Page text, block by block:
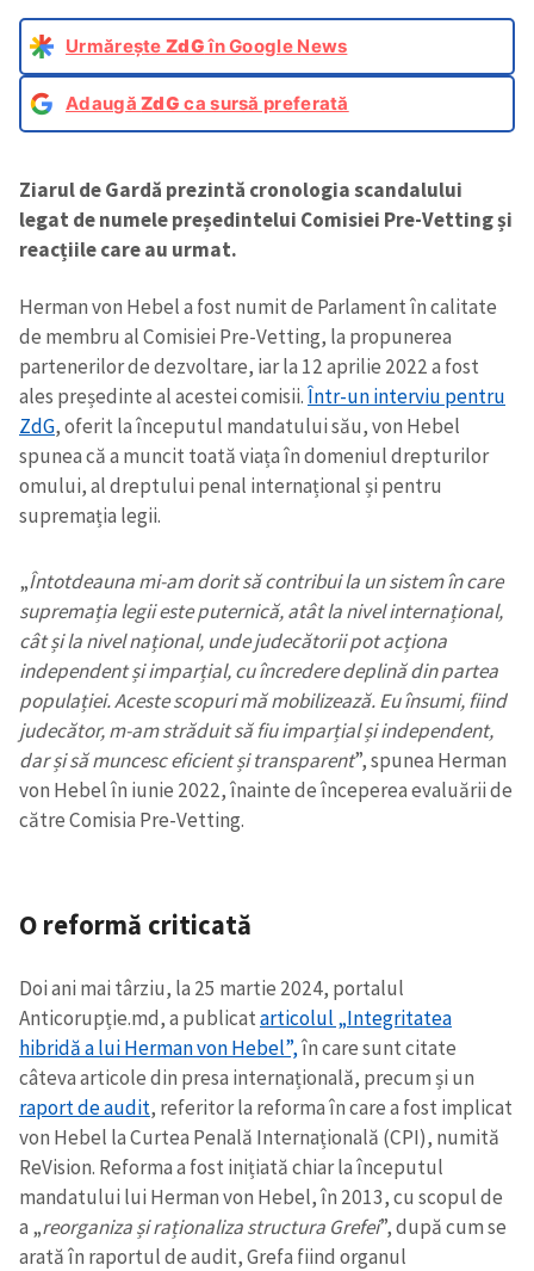
Urmărește ZdGîn Google News
AdaugăZdG ca sursă preferată
Ziarul de Gardă prezintă cronologia scandalului
legat de numele președintelui Comisiei Pre-Vetting și
reacțiile care au urmat.
Herman von Hebel a fost numit de Parlament în calitate
de membru al Comisiei Pre-Vetting, la propunerea
partenerilor de dezvoltare, iar la 12 aprilie 2022 a fost
ales președinte al acestei comisii.Într-un interviu pentru
ZdG, oferit la începutul mandatului său, von Hebel
spunea că a muncit toată viața în domeniul drepturilor
omului, al dreptului penal internațional și pentru
supremația legii.
„Întotdeauna mi-am dorit să contribui la un sistem în care
supremația legii este puternică, atât la nivel internațional,
cât și la nivel național, unde judecătorii pot acționa
independent și imparțial, cu încredere deplină din partea
populației. Aceste scopuri mă mobilizează. Eu însumi, fiind
judecător, m-am străduit să fiu imparțial și independent,
dar și să muncesc eficient și transparent”, spunea Herman
von Hebel în iunie 2022, înainte de începerea evaluării de
către Comisia Pre-Vetting.
O reformă criticată
Doi ani mai târziu, la 25 martie 2024, portalul
Anticorupție.md, a publicatarticolul „Integritatea
hibridă a lui Herman von Hebel”,în care sunt citate
câteva articole din presa internațională, precum și un
raport de audit, referitor la reforma în care a fost implicat
von Hebel la Curtea Penală Internațională (CPI), numită
ReVision. Reforma a fost inițiată chiar la începutul
mandatului lui Herman von Hebel, în 2013, cu scopul de
a „reorganiza și raționaliza structura Grefei”, după cum se
arată în raportul de audit, Grefa fiind organul